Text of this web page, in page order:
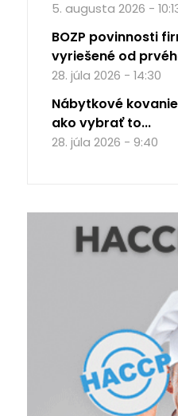
5. augusta 2026 -
BOZP povinnosti
vyriešené od
28. júla 2026 - 14:30
Nábytkové
ako vybrať to...
28. júla 2026 - 9:40